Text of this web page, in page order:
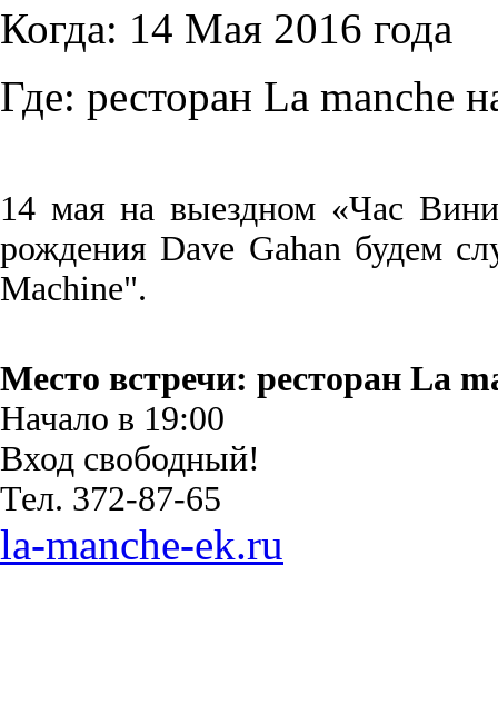
Когда: 14 Мая 2016 года
Где: ресторан La manche
14 мая на выездном «Час
рождения Dave Gahan будем
Machine".
Место встречи: ресторан La
Начало в 19:00
Вход свободный!
Тел. 372-87-65
la-manche-ek.ru